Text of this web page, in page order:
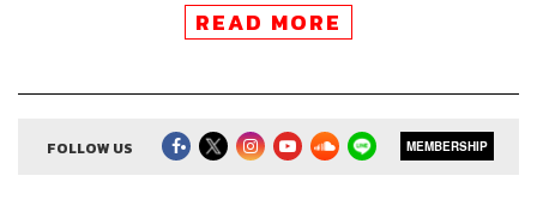
TAGS: ศัพท์ ศัพท์ภาษาอังกฤษ
Podcast
TheStandardPodcast
คำนี้ดี knd
บิ๊กบุญ
bickboon
READ MORE
FOLLOW US MEMBERSHIP